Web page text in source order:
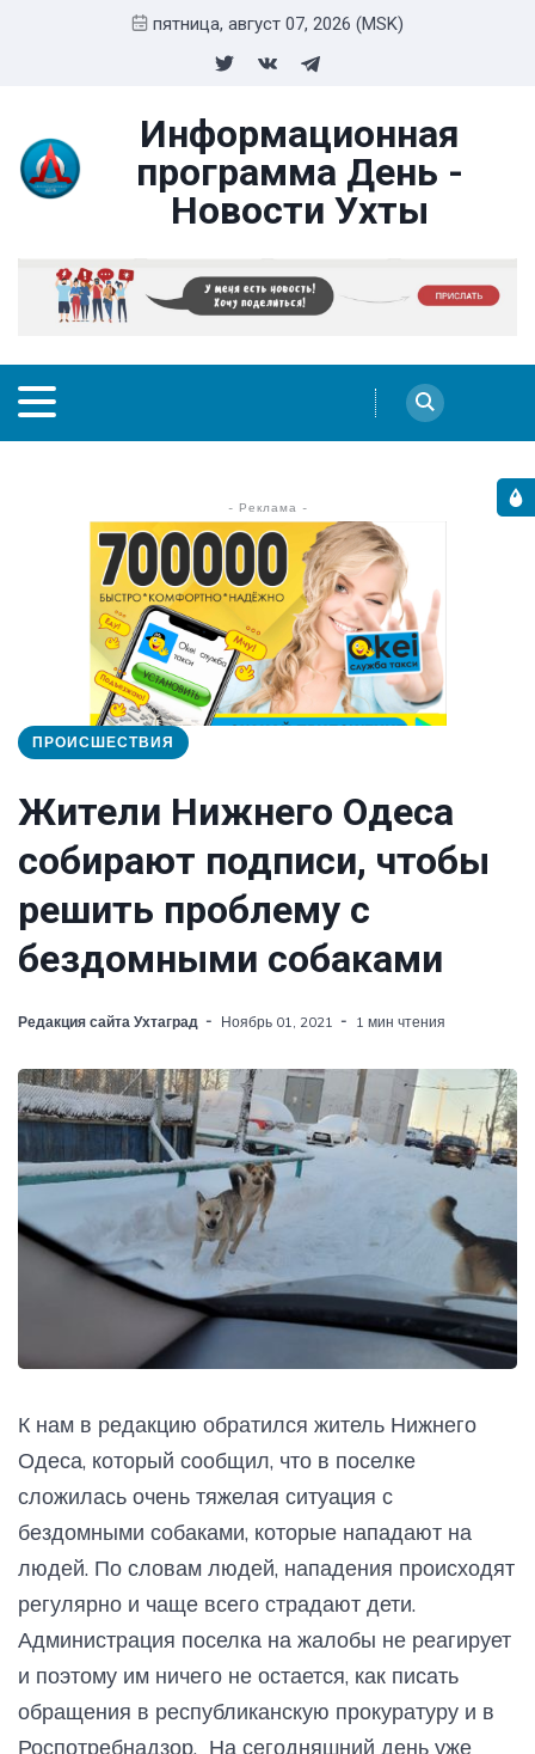
пятница, август 07, 2026 (MSK)
Информационная
программа День -
Новости Ухты
- Реклама -
ПРОИСШЕСТВИЯ
Жители Нижнего Одеса
собирают подписи, чтобы
решить проблему с
бездомными собаками
Редакция сайта Ухтаград Ноябрь 01, 2021 1 мин чтения
К нам в редакцию обратился житель Нижнего
Одеса, который сообщил, что в поселке
сложилась очень тяжелая ситуация с
бездомными собаками, которые нападают на
людей. По словам людей, нападения происходят
регулярно и чаще всего страдают дети.
Администрация поселка на жалобы не реагирует
и поэтому им ничего не остается, как писать
обращения в республиканскую прокуратуру и в
Роспотребнадзор. На сегодняшний день уже